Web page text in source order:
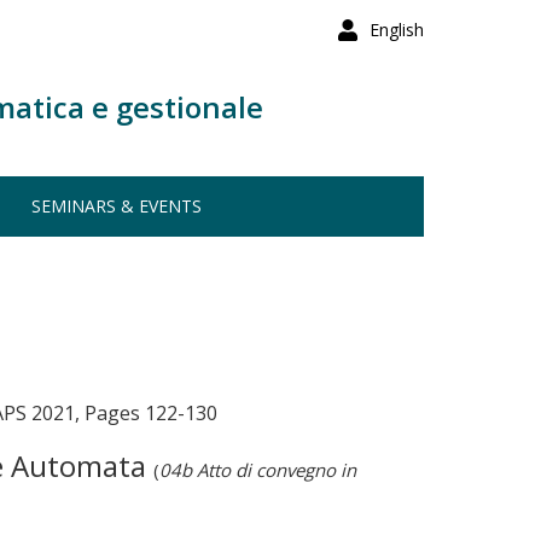
English
e gestionale
SEMINARS & EVENTS
2021, Pages 122-130
Automata (04b Atto di convegno in